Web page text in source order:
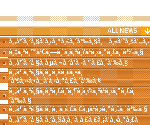
ALL NEWS
à¸‚à¹ˆà¸²à¸§à¹à¸›à¸”à¸£à¸´à¹‰à¸§à¸—à¸±à¹ˆà¸§à¹„à¸›
à¸‡à¸²à¸™à¹€à¸—à¸¨à¸à¸²à¸¥à¹à¸›à¸”à¸£à¸´à¹‰à¸§
à¸‚à¹ˆà¸²à¸§à¸à¸µà¸¬à¸²à¹à¸›à¸”à¸£à¸´à¹‰à¸§
à¸‚à¹ˆà¸²à¸§à¸­à¸¸à¸šà¸±à¸•à¸
´à¹€à¸«à¸•à¸¸à¹à¸›à¸”à¸£à¸´à¹‰à¸§
à¸‚à¹ˆà¸²à¸§à¸à¸²à¸£à¸¨à¸¶à¸à¸©à¸²à¹à¸›à¸”à¸£à¸
´à¹‰à¸§
à¸‚à¹ˆà¸²à¸§à¸à¸´à¸ˆà¸à¸£à¸£à¸¡à¹à¸›à¸”à¸£à¸´à¹‰à¸§
à¸‚à¹ˆà¸²à¸§à¸­à¸²à¸Šà¸à¸²à¸à¸£à¸£à¸¡à¹à¸›à¸”à¸£à¸